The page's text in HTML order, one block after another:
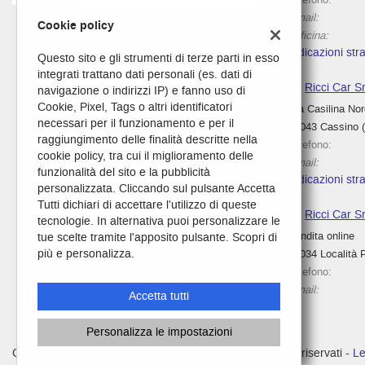
Email:
Officina:
Indicazioni
Ricci Car
Via Casilina
03043 Cassino
Telefono:
Email:
Indicazioni
Ricci Car
Vendita online
00034 Località
Telefono:
Email:
Copyright © 2026 GestionaleAuto.com S.r.l., Tutti i diritti riservati -
Cookie policy
Questo sito e gli strumenti di terze parti in esso
integrati trattano dati personali (es. dati di
navigazione o indirizzi IP) e fanno uso di
Cookie, Pixel, Tags o altri identificatori
necessari per il funzionamento e per il
raggiungimento delle finalità descritte nella
cookie policy, tra cui il miglioramento delle
funzionalità del sito e la pubblicità
personalizzata. Cliccando sul pulsante Accetta
Tutti dichiari di accettare l'utilizzo di queste
tecnologie. In alternativa puoi personalizzare le
tue scelte tramite l'apposito pulsante. Scopri di
più e personalizza.
Accetta tutti
Personalizza le impostazioni
Cookie necessari
Cookie delle preferenze
Cookie per il miglioramento dell'esperienza utente
Cookie analitici
Cookie di marketing
Leggi
la